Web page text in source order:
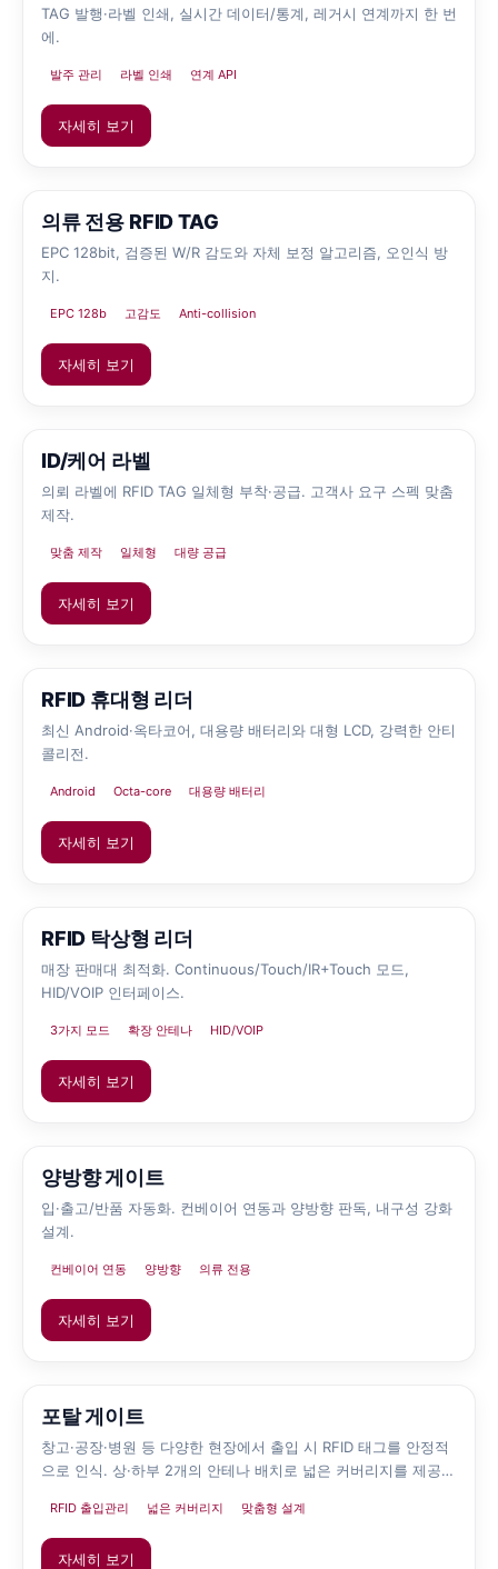
TAG 발행·라벨 인쇄, 실시간 데이터/통계, 레거시 연계까지 한 번
에.
발주 관리 라벨 인쇄 연계 API
자세히 보기
의류 전용 RFID TAG
EPC 128bit, 검증된 W/R 감도와 자체 보정 알고리즘, 오인식 방
지.
EPC 128b 고감도 Anti-collision
자세히 보기
ID/케어 라벨
의뢰 라벨에 RFID TAG 일체형 부착·공급. 고객사 요구 스펙 맞춤
제작.
맞춤 제작 일체형 대량 공급
자세히 보기
RFID 휴대형 리더
최신 Android·옥타코어, 대용량 배터리와 대형 LCD, 강력한 안티
콜리전.
Android Octa-core 대용량 배터리
자세히 보기
RFID 탁상형 리더
매장 판매대 최적화. Continuous/Touch/IR+Touch 모드,
HID/VOIP 인터페이스.
3가지 모드 확장 안테나 HID/VOIP
자세히 보기
양방향 게이트
입·출고/반품 자동화. 컨베이어 연동과 양방향 판독, 내구성 강화
설계.
컨베이어 연동 양방향 의류 전용
자세히 보기
포탈 게이트
창고·공장·병원 등 다양한 현장에서 출입 시 RFID 태그를 안정적
으로 인식. 상·하부 2개의 안테나 배치로 넓은 커버리지를 제공합
RFID 출입관리 넓은 커버리지 맞춤형 설계
자세히 보기